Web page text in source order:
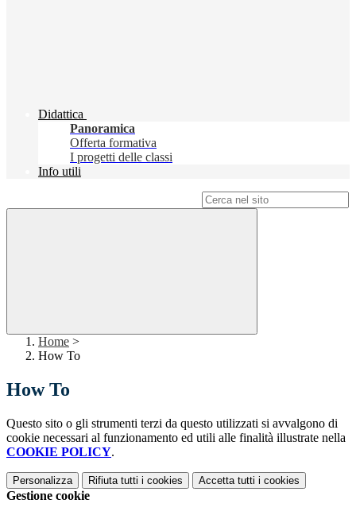
Didattica
Panoramica
Offerta formativa
I progetti delle classi
Info utili
Home >
How To
How To
Questo sito o gli strumenti terzi da questo utilizzati si avvalgono di
cookie necessari al funzionamento ed utili alle finalità illustrate nella
COOKIE POLICY.
Personalizza Rifiuta tutti i cookies Accetta tutti i cookies
Gestione cookie